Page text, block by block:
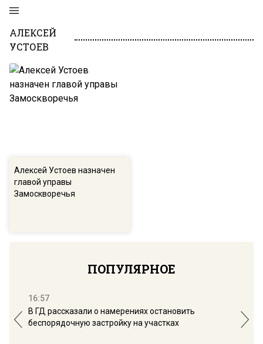
АЛЕКСЕЙ
УСТОЕВ
Алексей Устоев назначен
главой управы
Замоскворечья
ПОПУЛЯРНОЕ
16:57
В ГД рассказали о намерениях остановить
беспорядочную застройку на участках